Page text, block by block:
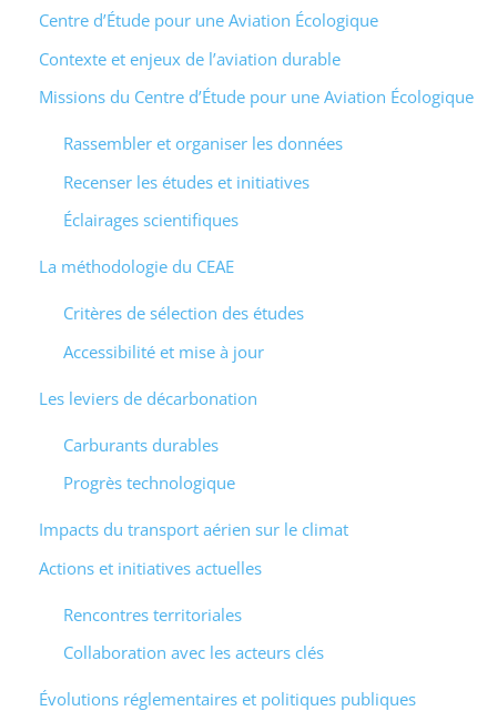
Centre d’Étude pour une Aviation Écologique
Contexte et enjeux de l’aviation durable
Missions du Centre d’Étude pour une Aviation Écologique
Rassembler et organiser les données
Recenser les études et initiatives
Éclairages scientifiques
La méthodologie du CEAE
Critères de sélection des études
Accessibilité et mise à jour
Les leviers de décarbonation
Carburants durables
Progrès technologique
Impacts du transport aérien sur le climat
Actions et initiatives actuelles
Rencontres territoriales
Collaboration avec les acteurs clés
Évolutions réglementaires et politiques publiques